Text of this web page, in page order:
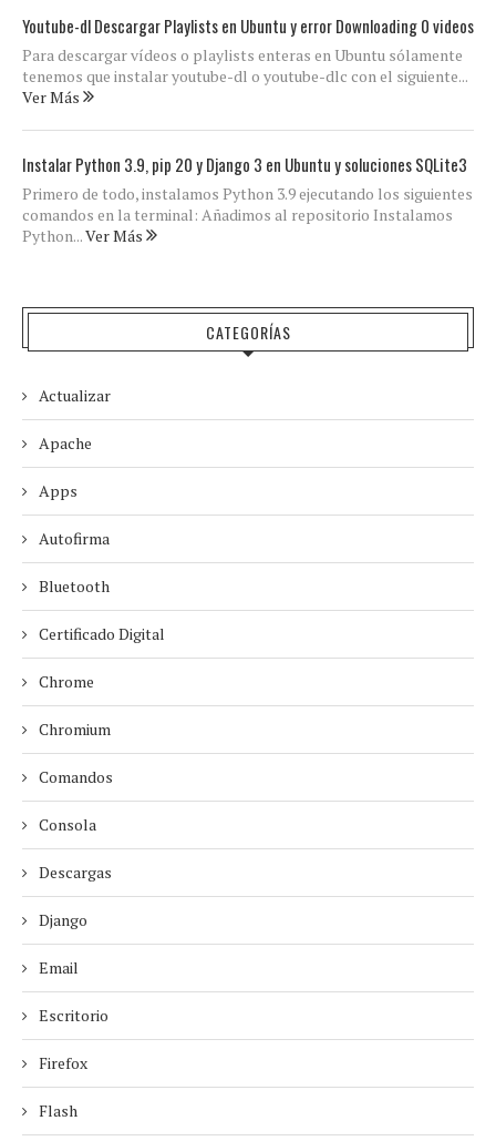
Youtube-dl Descargar Playlists en Ubuntu y error Downloading 0 videos
Para descargar vídeos o playlists enteras en Ubuntu sólamente
tenemos que instalar youtube-dl o youtube-dlc con el siguiente...
Ver Más
Instalar Python 3.9, pip 20 y Django 3 en Ubuntu y soluciones SQLite3
Primero de todo, instalamos Python 3.9 ejecutando los siguientes
comandos en la terminal: Añadimos al repositorio Instalamos
Python...Ver Más
CATEGORÍAS
Actualizar
Apache
Apps
Autofirma
Bluetooth
Certificado Digital
Chrome
Chromium
Comandos
Consola
Descargas
Django
Email
Escritorio
Firefox
Flash